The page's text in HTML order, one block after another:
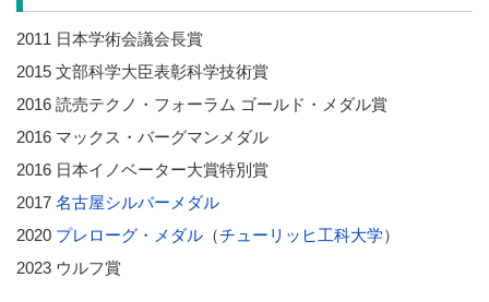
2011 日本学術会議会長賞
2015 文部科学大臣表彰科学技術賞
2016 読売テクノ・フォーラム ゴールド・メダル賞
2016 マックス・バーグマンメダル
2016 日本イノベーター大賞特別賞
2017 名古屋シルバーメダル
2020 プレローグ・メダル （チューリッヒ工科大学）
2023 ウルフ賞